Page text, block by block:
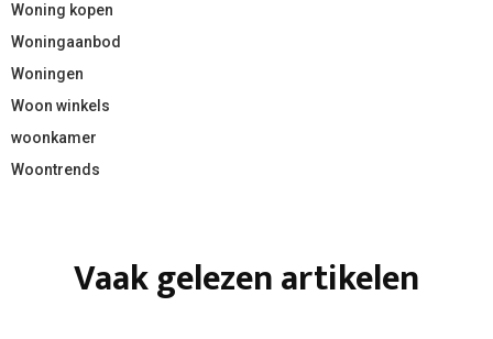
Woning kopen
Woningaanbod
Woningen
Woon winkels
woonkamer
Woontrends
Vaak gelezen artikelen